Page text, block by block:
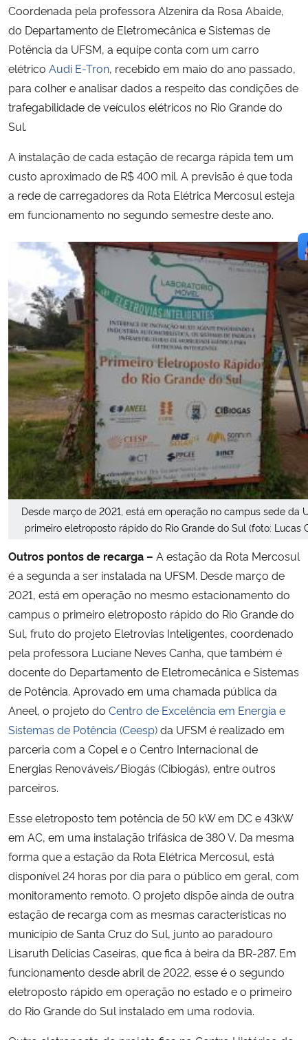
Coordenada pela professora Alzenira da Rosa Abaide,
do Departamento de Eletromecânica e Sistemas de
Potência da UFSM, a equipe conta com um carro
elétrico Audi E-Tron, recebido em maio do ano passado,
para colher e analisar dados a respeito das condições de
trafegabilidade de veículos elétricos no Rio Grande do
Sul.
A instalação de cada estação de recarga rápida tem um
custo aproximado de R$ 400 mil. A previsão é que toda
a rede de carregadores da Rota Elétrica Mercosul esteja
em funcionamento no segundo semestre deste ano.
Desde março de 2021, está em operação no campus sede da
primeiro eletroposto rápido do Rio Grande do Sul (foto: Lucas
Outros pontos de recarga – A estação da Rota Mercosul
é a segunda a ser instalada na UFSM. Desde março de
2021, está em operação no mesmo estacionamento do
campus o primeiro eletroposto rápido do Rio Grande do
Sul, fruto do projeto Eletrovias Inteligentes, coordenado
pela professora Luciane Neves Canha, que também é
docente do Departamento de Eletromecânica e Sistemas
de Potência. Aprovado em uma chamada pública da
Aneel, o projeto do Centro de Excelência em Energia e
Sistemas de Potência (Ceesp)da UFSM é realizado em
parceria com a Copel e o Centro Internacional de
Energias Renováveis/Biogás (Cibiogás), entre outros
parceiros.
Esse eletroposto tem potência de 50 kW em DC e 43kW
em AC, em uma instalação trifásica de 380 V. Da mesma
forma que a estação da Rota Elétrica Mercosul, está
disponível 24 horas por dia para o público em geral, com
monitoramento remoto. O projeto dispõe ainda de outra
estação de recarga com as mesmas características no
município de Santa Cruz do Sul, junto ao paradouro
Lisaruth Delícias Caseiras, que fica à beira da BR-287. Em
funcionamento desde abril de 2022, esse é o segundo
eletroposto rápido em operação no estado e o primeiro
do Rio Grande do Sul instalado em uma rodovia.